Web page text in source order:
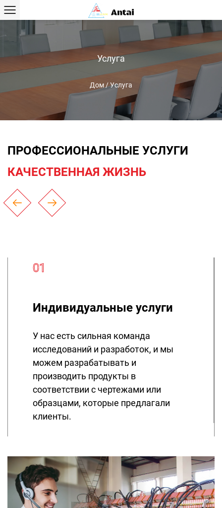
Услуга
Дом /Услуга
ПРОФЕССИОНАЛЬНЫЕ УСЛУГИ
КАЧЕСТВЕННАЯ ЖИЗНЬ
01
Индивидуальные услуги
У нас есть сильная команда
исследований и разработок, и мы
можем разрабатывать и
производить продукты в
соответствии с чертежами или
образцами, которые предлагали
клиенты.